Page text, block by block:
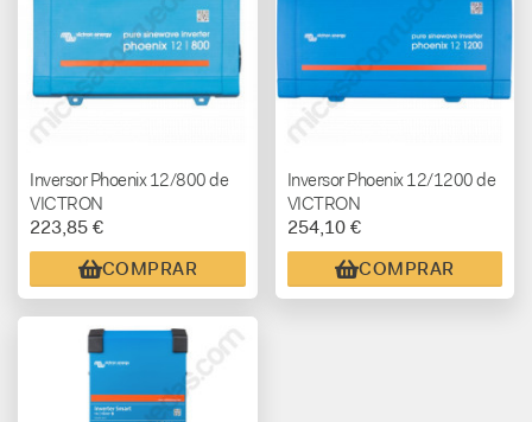
Inversor Phoenix 12/800 de
VICTRON
223,85 €
COMPRAR
Inversor Phoenix 12/1200 de
VICTRON
254,10 €
COMPRAR